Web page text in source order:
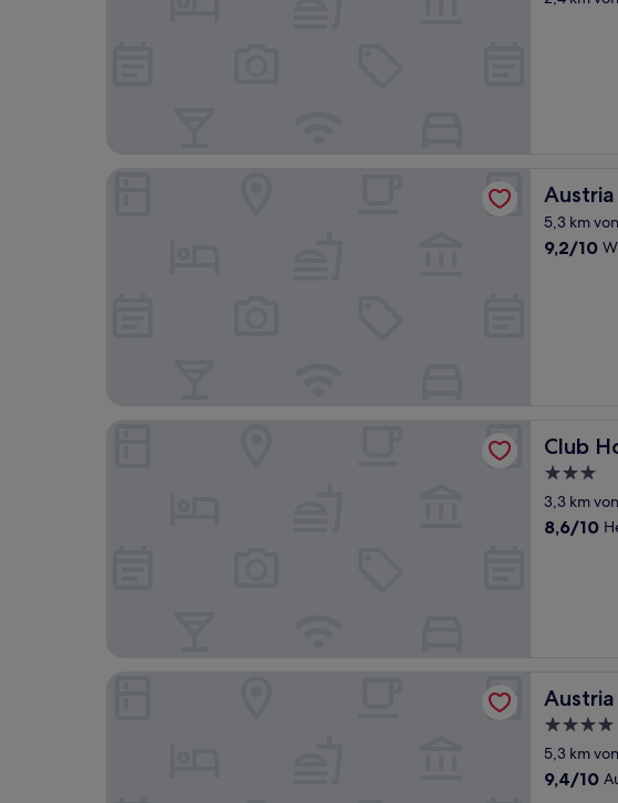
Austria
5,3 km
9.2
9,2/10
Club
Club
3.0-
Sterne-
3,3 km
8.6
8,6/10
Austria
4.0-
Sterne-
5,3 km
9.4
9,4/10